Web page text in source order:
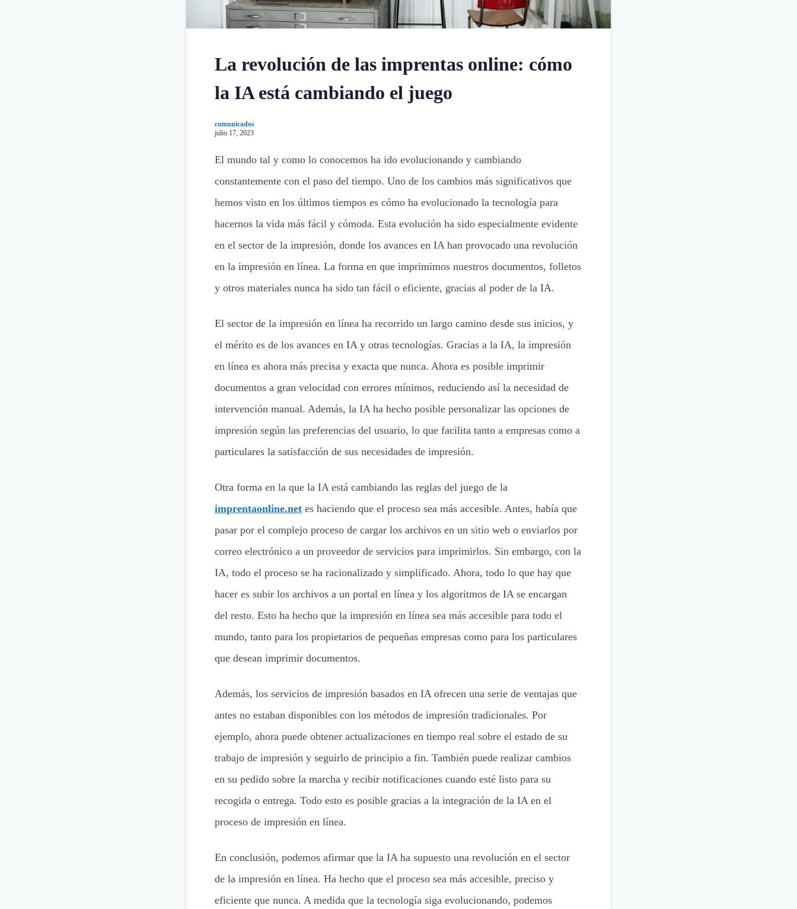
La revolución de las imprentas online: cómo
la IA está cambiando el juego
comunicados
julio 17, 2023
El mundo tal y como lo conocemos ha ido evolucionando y cambiando
constantemente con el paso del tiempo. Uno de los cambios más significativos que
hemos visto en los últimos tiempos es cómo ha evolucionado la tecnología para
hacernos la vida más fácil y cómoda. Esta evolución ha sido especialmente evidente
en el sector de la impresión, donde los avances en IA han provocado una revolución
en la impresión en línea. La forma en que imprimimos nuestros documentos, folletos
y otros materiales nunca ha sido tan fácil o eficiente, gracias al poder de la IA.
El sector de la impresión en línea ha recorrido un largo camino desde sus inicios, y
el mérito es de los avances en IA y otras tecnologías. Gracias a la IA, la impresión
en línea es ahora más precisa y exacta que nunca. Ahora es posible imprimir
documentos a gran velocidad con errores mínimos, reduciendo así la necesidad de
intervención manual. Además, la IA ha hecho posible personalizar las opciones de
impresión según las preferencias del usuario, lo que facilita tanto a empresas como a
particulares la satisfacción de sus necesidades de impresión.
Otra forma en la que la IA está cambiando las reglas del juego de la
imprentaonline.net es haciendo que el proceso sea más accesible. Antes, había que
pasar por el complejo proceso de cargar los archivos en un sitio web o enviarlos por
correo electrónico a un proveedor de servicios para imprimirlos. Sin embargo, con la
IA, todo el proceso se ha racionalizado y simplificado. Ahora, todo lo que hay que
hacer es subir los archivos a un portal en línea y los algoritmos de IA se encargan
del resto. Esto ha hecho que la impresión en línea sea más accesible para todo el
mundo, tanto para los propietarios de pequeñas empresas como para los particulares
que desean imprimir documentos.
Además, los servicios de impresión basados en IA ofrecen una serie de ventajas que
antes no estaban disponibles con los métodos de impresión tradicionales. Por
ejemplo, ahora puede obtener actualizaciones en tiempo real sobre el estado de su
trabajo de impresión y seguirlo de principio a fin. También puede realizar cambios
en su pedido sobre la marcha y recibir notificaciones cuando esté listo para su
recogida o entrega. Todo esto es posible gracias a la integración de la IA en el
proceso de impresión en línea.
En conclusión, podemos afirmar que la IA ha supuesto una revolución en el sector
de la impresión en línea. Ha hecho que el proceso sea más accesible, preciso y
eficiente que nunca. A medida que la tecnología siga evolucionando, podemos